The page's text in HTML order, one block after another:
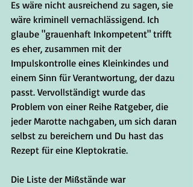
Es wäre nicht ausreichend zu sagen, sie
wäre kriminell vernachlässigend. Ich
glaube "grauenhaft Inkompetent" trifft
es eher, zusammen mit der
Impulskontrolle eines Kleinkindes und
einem Sinn für Verantwortung, der dazu
passt. Vervollständigt wurde das
Problem von einer Reihe Ratgeber, die
jeder Marotte nachgaben, um sich daran
selbst zu bereichern und Du hast das
Rezept für eine Kleptokratie.
Die Liste der Mißstände war